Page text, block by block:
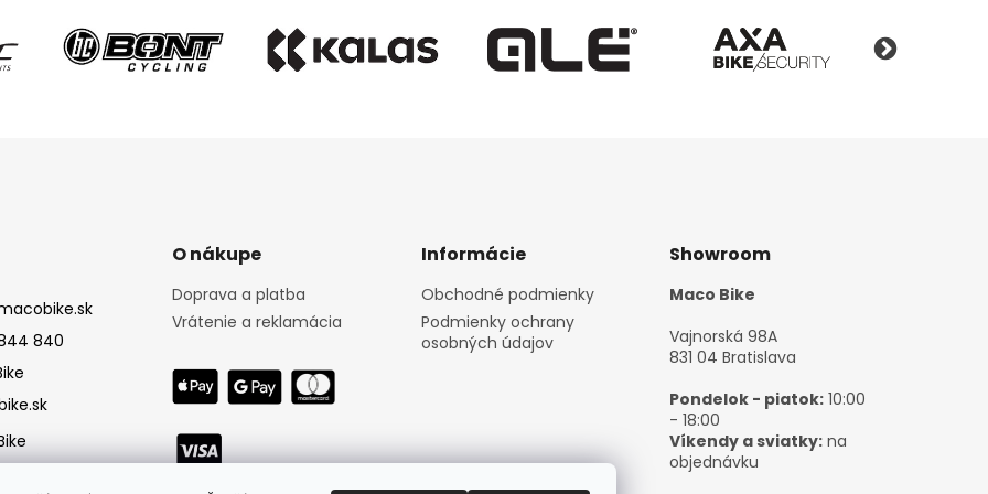
840
O nákupe
Doprava a platba
Vrátenie a reklamácia
Informácie
Obchodné podmienky
Podmienky ochrany
osobných údajov
Showroom
Maco Bike
Vajnorská 98A
831 04 Bratislava
Pondelok - piatok: 10:00
- 18:00
Víkendy a sviatky: na
objednávku